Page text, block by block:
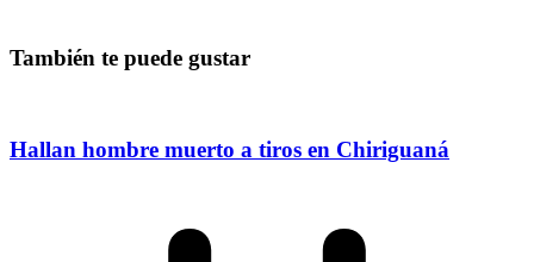
También te puede gustar
Hallan hombre muerto a tiros en Chiriguaná